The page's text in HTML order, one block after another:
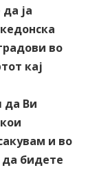
ја
во
кај
да Ви
и во
бидете